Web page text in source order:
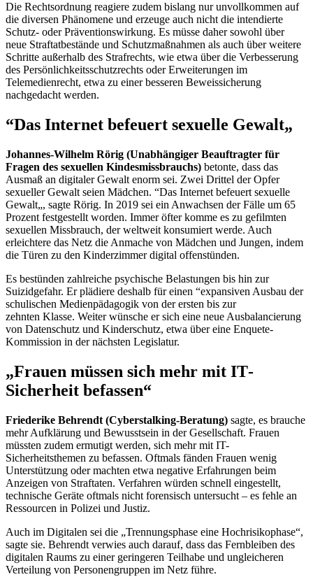
Die Rechtsordnung reagiere zudem bislang nur unvollkommen auf
die diversen Phänomene und erzeuge auch nicht die intendierte
Schutz- oder Präventionswirkung. Es müsse daher sowohl über
neue Straftatbestände und Schutzmaßnahmen als auch über weitere
Schritte außerhalb des Strafrechts, wie etwa über die Verbesserung
des Persönlichkeitsschutzrechts oder Erweiterungen im
Telemedienrecht, etwa zu einer besseren Beweissicherung
nachgedacht werden.
“Das Internet befeuert sexuelle Gewalt„
Johannes-Wilhelm Rörig (Unabhängiger Beauftragter für
Fragen des sexuellen Kindesmissbrauchs) betonte, dass das
Ausmaß an digitaler Gewalt enorm sei. Zwei Drittel der Opfer
sexueller Gewalt seien Mädchen. “Das Internet befeuert sexuelle
Gewalt„, sagte Rörig. In 2019 sei ein Anwachsen der Fälle um 65
Prozent festgestellt worden. Immer öfter komme es zu gefilmten
sexuellen Missbrauch, der weltweit konsumiert werde. Auch
erleichtere das Netz die Anmache von Mädchen und Jungen, indem
die Türen zu den Kinderzimmer digital offenstünden.
Es bestünden zahlreiche psychische Belastungen bis hin zur
Suizidgefahr. Er plädiere deshalb für einen “expansiven Ausbau der
schulischen Medienpädagogik von der ersten bis zur
zehnten Klasse. Weiter wünsche er sich eine neue Ausbalancierung
von Datenschutz und Kinderschutz, etwa über eine Enquete-
Kommission in der nächsten Legislatur.
„Frauen müssen sich mehr mit IT-
Sicherheit befassen“
Friederike Behrendt (Cyberstalking-Beratung) sagte, es brauche
mehr Aufklärung und Bewusstsein in der Gesellschaft. Frauen
müssten zudem ermutigt werden, sich mehr mit IT-
Sicherheitsthemen zu befassen. Oftmals fänden Frauen wenig
Unterstützung oder machten etwa negative Erfahrungen beim
Anzeigen von Straftaten. Verfahren würden schnell eingestellt,
technische Geräte oftmals nicht forensisch untersucht – es fehle an
Ressourcen in Polizei und Justiz.
Auch im Digitalen sei die „Trennungsphase eine Hochrisikophase“,
sagte sie. Behrendt verwies auch darauf, dass das Fernbleiben des
digitalen Raums zu einer geringeren Teilhabe und ungleicheren
Verteilung von Personengruppen im Netz führe.